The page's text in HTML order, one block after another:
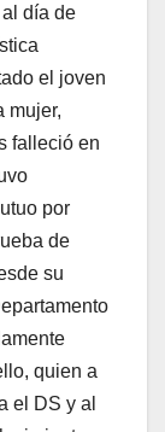
día de
el joven
mujer,
falleció en
por
de
su
quien a
el DS y al